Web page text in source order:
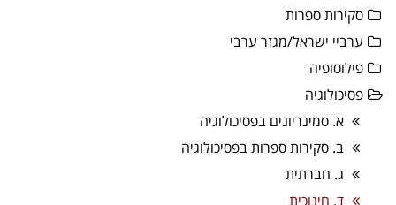
סקירות ספרות
ערביי ישראל/מגזר ערבי
פילוסופיה
פסיכולוגיה
א. סמינריונים בפסיכולוגיה
ב. סקירות ספרות בפסיכולוגיה
ג. חברתית
ד. חינוכית